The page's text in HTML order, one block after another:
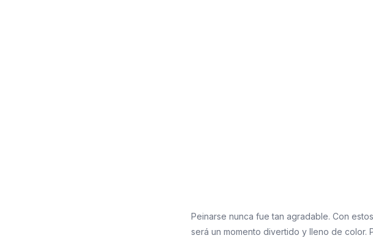
Peinarse nunca fue tan agradable. Con
será un momento divertido y lleno de